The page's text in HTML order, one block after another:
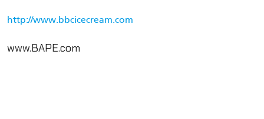
http://www.bbcicecream.com
www.BAPE.com